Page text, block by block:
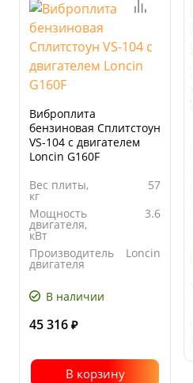
Виброплита
бензиновая Сплитстоун
VS-104 с двигателем
Loncin G160F
Вес плиты,
кг
57
Мощность
двигателя,
кВт
3.6
Производитель
двигателя
Loncin
основания
плиты, мм
В наличии
45 316 ₽
В корзину